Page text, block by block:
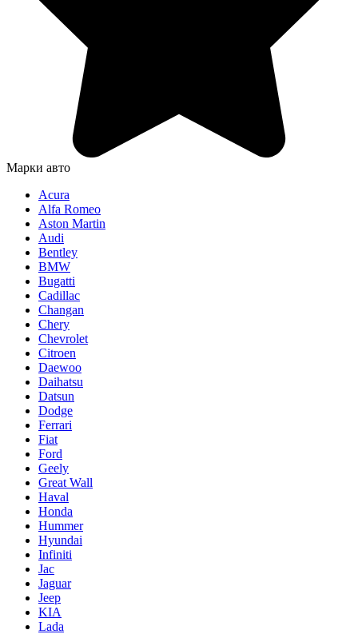
Марки авто
Acura
Alfa Romeo
Aston Martin
Audi
Bentley
BMW
Bugatti
Cadillac
Changan
Chery
Chevrolet
Citroen
Daewoo
Daihatsu
Datsun
Dodge
Ferrari
Fiat
Ford
Geely
Great Wall
Haval
Honda
Hummer
Hyundai
Infiniti
Jac
Jaguar
Jeep
KIA
Lada